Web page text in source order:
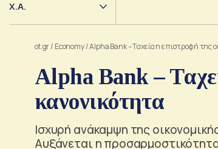
Χ.Α.
ot.gr/ Economy/Alpha Bank – Tαχεία η επιστροφή της
Alpha Bank –
κανονικότητα
Ισχυρή ανάκαμψη της
Αυξάνεται η